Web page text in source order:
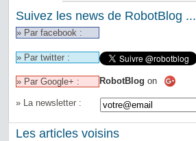
Suivez les news de RobotBlog ...
» Par facebook :
» Par twitter :
» Par Google+ : RobotBlog on
» La newsletter :
Les articles voisins